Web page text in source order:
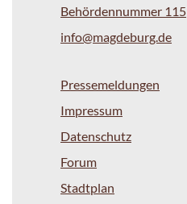
Behördennummer 115
info@magdeburg.de
Pressemeldungen
Impressum
Datenschutz
Forum
Stadtplan